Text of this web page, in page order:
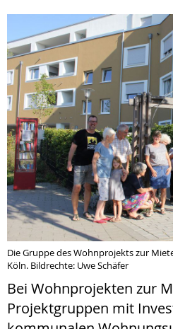
Die Gruppe des Wohnprojekts zur
Köln. Bildrechte: Uwe Schäfer
Bei Wohnprojekten zur
Projektgruppen mit